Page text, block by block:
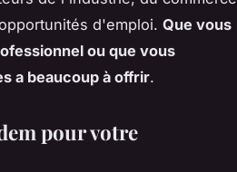
d'emploi. Que vous
ou que vous
a beaucoup à offrir.
pour votre